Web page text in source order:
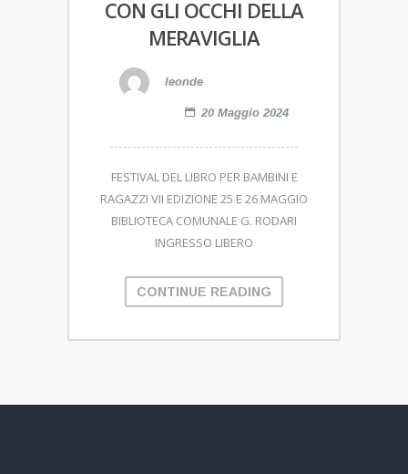
CON GLI OCCHI DELLA
MERAVIGLIA
leonde
20 Maggio 2024
FESTIVAL DEL LIBRO PER BAMBINI E
RAGAZZI VII EDIZIONE 25 E 26 MAGGIO
BIBLIOTECA COMUNALE G. RODARI
INGRESSO LIBERO
CONTINUE READING